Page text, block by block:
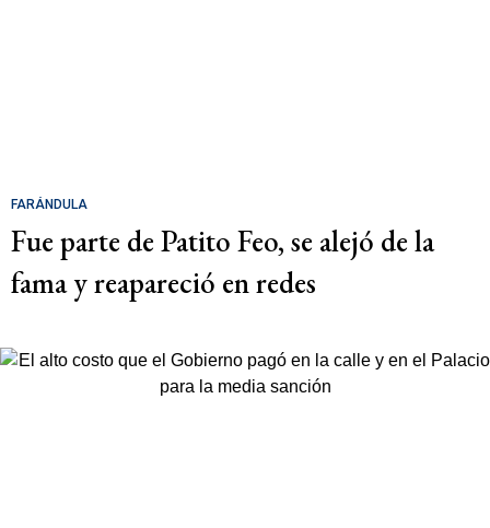
FARÁNDULA
Fue parte de Patito Feo, se alejó de la
fama y reapareció en redes